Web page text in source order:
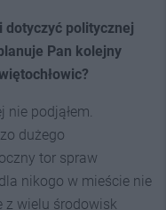
dotyczyć politycznej
Pan kolejny
nie podjąłem.
dużego
tor spraw
nikogo w mieście nie
z wielu środowisk